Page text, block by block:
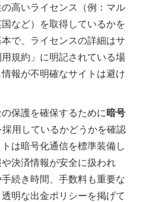
高いライセンス（例：マル
など）を取得しているかを
で、ライセンスの詳細はサ
規約」に明記されている場
報が不明確なサイトは避け
保護を確保するために暗号
採用しているかどうかを確認
は暗号化通信を標準装備し
決済情報が安全に扱われ
続き時間、手数料も重要な
明な出金ポリシーを掲げて